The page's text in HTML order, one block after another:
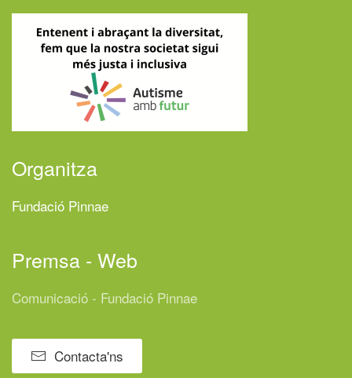
Organitza
Fundació Pinnae
Premsa - Web
Comunicació - Fundació Pinnae
Contacta'ns